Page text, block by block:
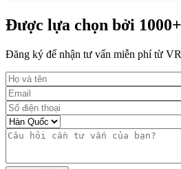
Được lựa chọn bởi
Đăng ký để nhận tư vấn miễn phí từ